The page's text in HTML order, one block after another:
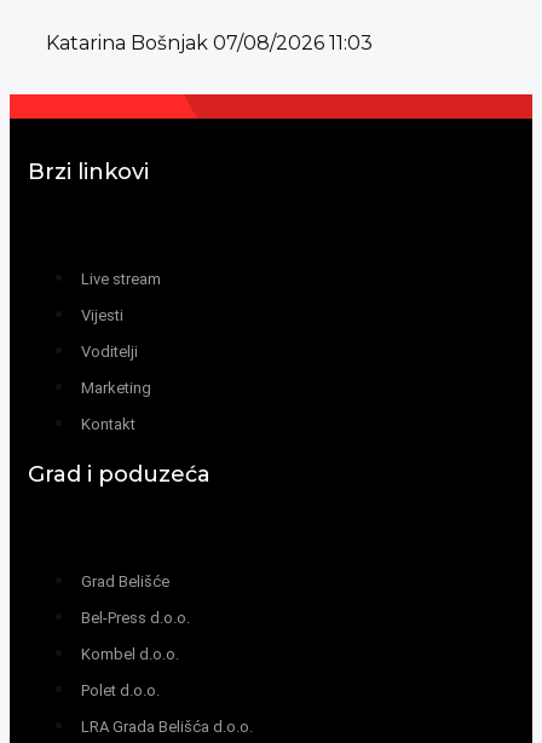
Katarina Bošnjak 07/08/2026 11:03
Brzi linkovi
Live stream
Vijesti
Voditelji
Marketing
Kontakt
Grad i poduzeća
Grad Belišće
Bel-Press d.o.o.
Kombel d.o.o.
Polet d.o.o.
LRA Grada Belišća d.o.o.